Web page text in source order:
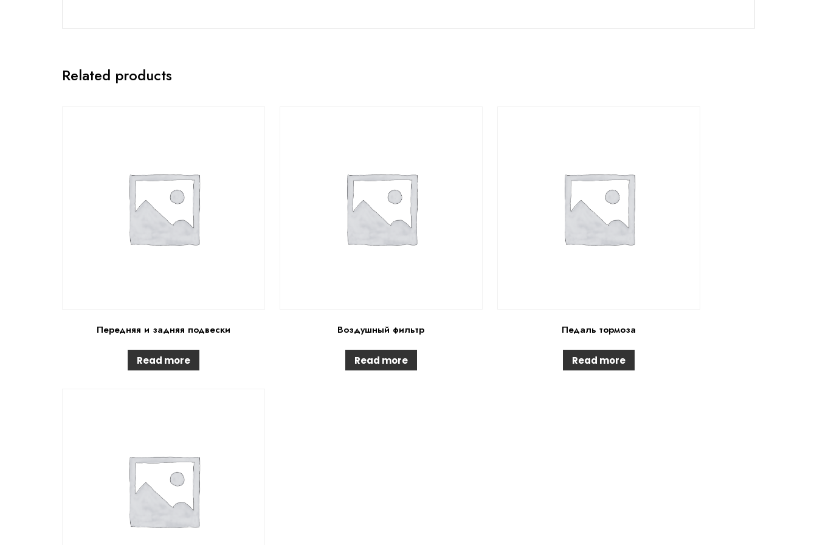
Related products
Передняя и задняя подвески
Read more
Воздушный фильтр
Read more
Педаль тормоза
Read more